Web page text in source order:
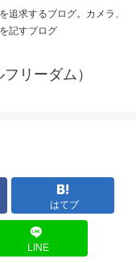
追求するブログ。カメラ、
記すブログ
リーダム）
はてブ
LINE